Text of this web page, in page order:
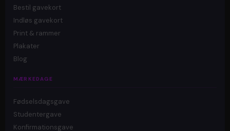
Bestil gavekort
Indløs gavekort
Print & rammer
Plakater
Blog
MÆRKEDAGE
Fødselsdagsgave
Studentergave
Konfirmationsgave